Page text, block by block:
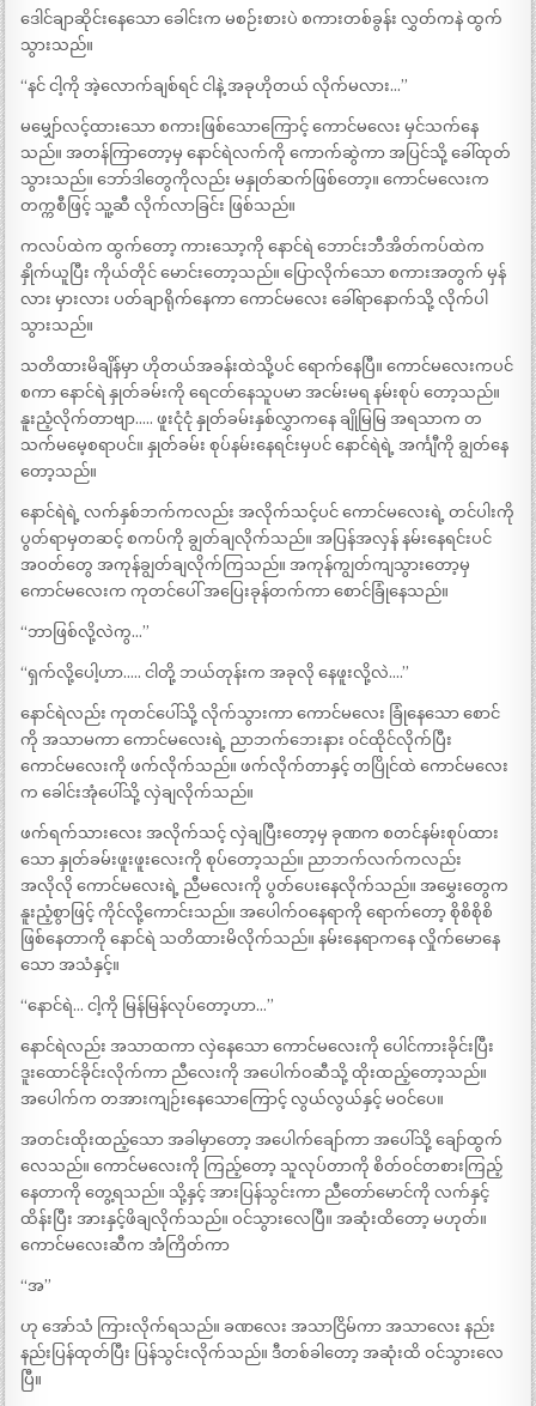
ဒေါင်ချာဆိုင်းနေသော ခေါင်းက မစဉ်းစားပဲ စကားတစ်ခွန်း လွှတ်ကနဲ ထွက်
သွားသည်။
“နင် ငါ့ကို အဲ့လောက်ချစ်ရင် ငါနဲ့ အခုဟိုတယ် လိုက်မလား…”
မမျှော်လင့်ထားသော စကားဖြစ်သောကြောင့် ကောင်မလေး မှင်သက်နေ
သည်။ အတန်ကြာတော့မှ နောင်ရဲလက်ကို ကောက်ဆွဲကာ အပြင်သို့ ခေါ်ထုတ်
သွားသည်။ ဘော်ဒါတွေကိုလည်း မနှုတ်ဆက်ဖြစ်တော့။ ကောင်မလေးက
တက္ကစီဖြင့် သူ့ဆီ လိုက်လာခြင်း ဖြစ်သည်။
ကလပ်ထဲက ထွက်တော့ ကားသော့ကို နောင်ရဲ ဘောင်းဘီအိတ်ကပ်ထဲက
နှိုက်ယူပြီး ကိုယ်တိုင် မောင်းတော့သည်။ ပြောလိုက်သော စကားအတွက် မှန်
လား မှားလား ပတ်ချာရိုက်နေကာ ကောင်မလေး ခေါ်ရာနောက်သို့ လိုက်ပါ
သွားသည်။
သတိထားမိချိန်မှာ ဟိုတယ်အခန်းထဲသို့ပင် ရောက်နေပြီ။ ကောင်မလေးကပင်
စကာ နောင်ရဲ နှုတ်ခမ်းကို ရေငတ်နေသူပမာ အငမ်းမရ နမ်းစုပ် တော့သည်။
နူးညံ့လိုက်တာဗျာ….. ဖူးငုံငုံ နှုတ်ခမ်းနှစ်လွှာကနေ ချိုမြမြ အရသာက တ
သက်မမေ့စရာပင်။ နှုတ်ခမ်း စုပ်နမ်းနေရင်းမှပင် နောင်ရဲရဲ့ အင်္ကျီကို ချွတ်နေ
တော့သည်။
နောင်ရဲရဲ့ လက်နှစ်ဘက်ကလည်း အလိုက်သင့်ပင် ကောင်မလေးရဲ့ တင်ပါးကို
ပွတ်ရာမှတဆင့် စကပ်ကို ချွတ်ချလိုက်သည်။ အပြန်အလှန် နမ်းနေရင်းပင်
အဝတ်တွေ အကုန်ချွတ်ချလိုက်ကြသည်။ အကုန်ကျွတ်ကျသွားတော့မှ
ကောင်မလေးက ကုတင်ပေါ် အပြေးခုန်တက်ကာ စောင်ခြုံနေသည်။
“ဘာဖြစ်လို့လဲကွ…”
“ရှက်လို့ပေါ့ဟာ….. ငါတို့ ဘယ်တုန်းက အခုလို နေဖူးလို့လဲ….”
နောင်ရဲလည်း ကုတင်ပေါ်သို့ လိုက်သွားကာ ကောင်မလေး ခြုံနေသော စောင်
ကို အသာမကာ ကောင်မလေးရဲ့ ညာဘက်ဘေးနား ဝင်ထိုင်လိုက်ပြီး
ကောင်မလေးကို ဖက်လိုက်သည်။ ဖက်လိုက်တာနှင့် တပြိုင်ထဲ ကောင်မလေး
က ခေါင်းအုံပေါ်သို့ လှဲချလိုက်သည်။
ဖက်ရက်သားလေး အလိုက်သင့် လှဲချပြီးတော့မှ ခုဏက စတင်နမ်းစုပ်ထား
သော နှုတ်ခမ်းဖူးဖူးလေးကို စုပ်တော့သည်။ ညာဘက်လက်ကလည်း
အလိုလို ကောင်မလေးရဲ့ ညီမလေးကို ပွတ်ပေးနေလိုက်သည်။ အမွှေးတွေက
နူးညံ့စွာဖြင့် ကိုင်လို့ကောင်းသည်။ အပေါက်ဝနေရာကို ရောက်တော့ စိုစိစိုစိ
ဖြစ်နေတာကို နောင်ရဲ သတိထားမိလိုက်သည်။ နမ်းနေရာကနေ လှိုက်မောနေ
သော အသံနှင့်။
“နောင်ရဲ… ငါ့ကို မြန်မြန်လုပ်တော့ဟာ…”
နောင်ရဲလည်း အသာထကာ လှဲနေသော ကောင်မလေးကို ပေါင်ကားခိုင်းပြီး
ဒူးထောင်ခိုင်းလိုက်ကာ ညီလေးကို အပေါက်ဝဆီသို့ ထိုးထည့်တော့သည်။
အပေါက်က တအားကျဉ်းနေသောကြောင့် လွယ်လွယ်နှင့် မဝင်ပေ။
အတင်းထိုးထည့်သော အခါမှာတော့ အပေါက်ချော်ကာ အပေါ်သို့ ချော်ထွက်
လေသည်။ ကောင်မလေးကို ကြည့်တော့ သူလုပ်တာကို စိတ်ဝင်တစားကြည့်
နေတာကို တွေ့ရသည်။ သို့နှင့် အားပြန်သွင်းကာ ညီတော်မောင်ကို လက်နှင့်
ထိန်းပြီး အားနှင့်ဖိချလိုက်သည်။ ဝင်သွားလေပြီ။ အဆုံးထိတော့ မဟုတ်။
ကောင်မလေးဆီက အံကြိတ်ကာ
“အ”
ဟု အော်သံ ကြားလိုက်ရသည်။ ခဏလေး အသာငြိမ်ကာ အသာလေး နည်း
နည်းပြန်ထုတ်ပြီး ပြန်သွင်းလိုက်သည်။ ဒီတစ်ခါတော့ အဆုံးထိ ဝင်သွားလေ
ပြီ။